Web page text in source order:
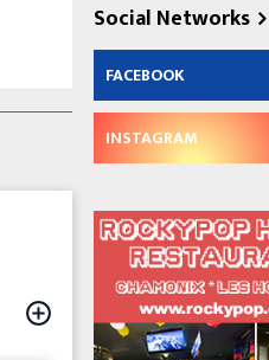
Social Networks
FACEBOOK
INSTAGRAM